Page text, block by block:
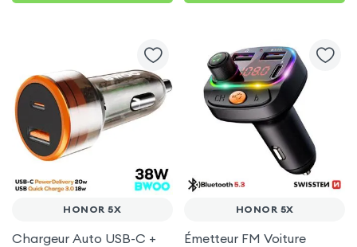
HONOR 5X
Chargeur Auto USB-C +
HONOR 5X
Émetteur FM Voiture